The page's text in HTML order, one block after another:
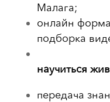
Малага;
онлайн
подборка
С
научиться
передача